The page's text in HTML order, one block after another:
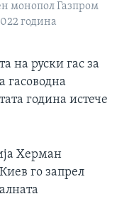
монопол Газпром
година
на руски гас за
гасоводна
година истече
Херман
го запрел